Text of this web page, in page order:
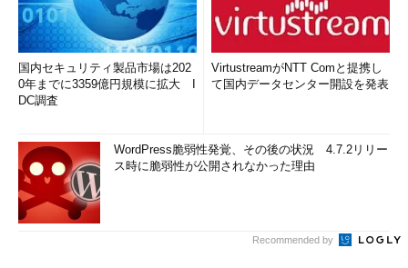
国内セキュリティ製品市場は202
0年までに3359億円規模に拡大 I
DC調査
VirtustreamがNTT Comと提携し
て国内データセンター開設を発表
WordPress脆弱性発覚、その後の状況 4.7.2リリー
ス時に脆弱性が公開されなかった理由
Recommended by